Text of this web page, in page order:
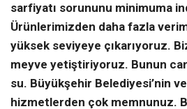
sarfiyatı sorununu minimuma
Ürünlerimizden daha fazla
yüksek seviyeye çıkarıyoruz.
meyve yetiştiriyoruz. Bunun
su. Büyükşehir Belediyesi’nin
hizmetlerden çok memnunuz.